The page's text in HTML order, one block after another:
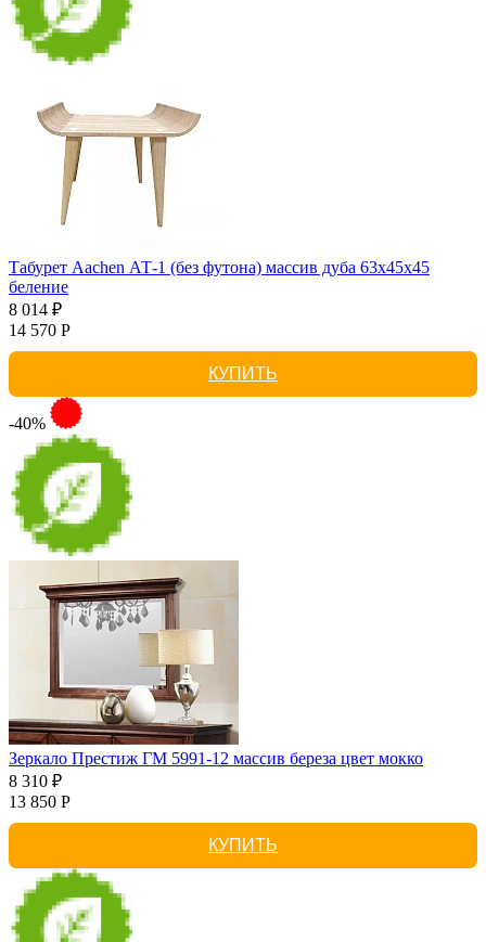
Табурет Aachen АТ-1 (без футона) массив дуба 63х45х45
беление
8 014 ₽
14 570 Р
КУПИТЬ
-40%
Зеркало Престиж ГМ 5991-12 массив береза цвет мокко
8 310 ₽
13 850 Р
КУПИТЬ